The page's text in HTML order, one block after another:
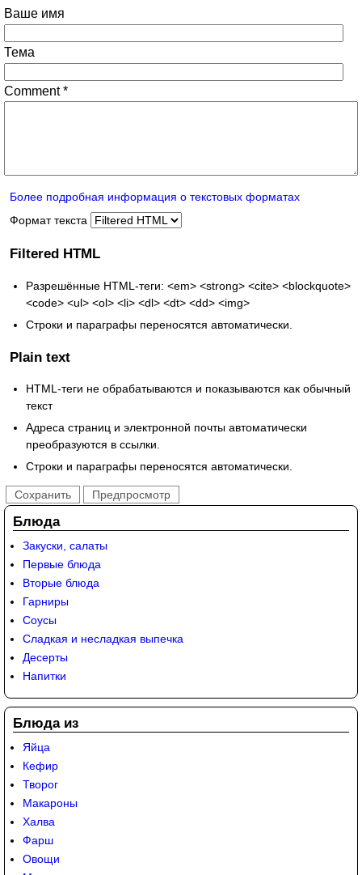
Ваше имя
Тема
Comment*
Более подробная информация о текстовых форматах
Формат текста
Filtered HTML
Разрешённые HTML-теги: <em> <strong> <cite> <blockquote>
<code> <ul> <ol> <li> <dl> <dt> <dd> <img>
Строки и параграфы переносятся автоматически.
Plain text
HTML-теги не обрабатываются и показываются как обычный
текст
Адреса страниц и электронной почты автоматически
преобразуются в ссылки.
Строки и параграфы переносятся автоматически.
Блюда
Закуски, салаты
Первые блюда
Вторые блюда
Гарниры
Соусы
Сладкая и несладкая выпечка
Десерты
Напитки
Блюда из
Яйца
Кефир
Творог
Макароны
Халва
Фарш
Овощи